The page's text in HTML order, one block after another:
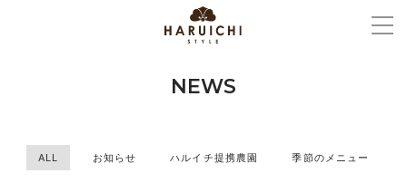
NEWS
ALL お知らせ ハルイチ提携農園 季節のメニュー